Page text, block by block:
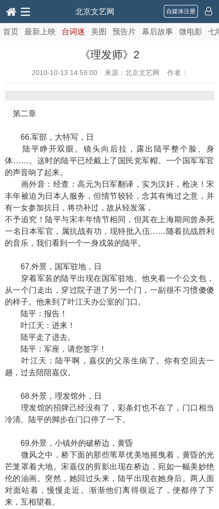
北京文艺网 自媒体注册
首页 最新上映 台词迷 美图 预告片 幕后故事 微电影 七
《理发师》2
2010-10-13 14:59:00 来源：北京文艺网 作者：
第二章
66.军部，大特写，日
陆平睁开双眼。镜头向后拉，露出陆平整个脸、身
体……。这时的陆平已经戴上了国民党军帽。一个国军军官
的声音响了起来。
画外音：经查：高元为日军翻译，实为汉奸，枪决！宋
丰年被迫为日本人服务，但情节较轻，念其有悔过之意，并
有一女参加抗日，将功补过，故从轻发落，
不予追究！陆平与宋丰年情节相同，但其在上海期间曾杀死
一名日本军官，属抗战有功，现特批入伍……随着抗战胜利
的音乐，我们看到一个一身戎装的陆平。
67.外景，国军驻地，日
穿着军装的陆平出现在国军驻地。他夹着一个公文包，
从一个门走出，穿过院子进了另一个门，一副很不习惯傻傻
的样子。他来到了叶江天办公室的门口。
陆平：报告！
叶江天：进来！
陆平走了进去。
陆平：军座，请您签字！
叶江天：陆平啊，嘉仪的父亲生病了。你有空回去一
趟，过去陪陪嘉仪。
68.外景，理发馆外，日
理发馆的招牌己经没有了，彩条灯也不在了，门口相当
冷清。陆平的脚步在门口停了一下。
69.外景，小镇外的破桥边，黄昏
微风之中，桥下面的那些苇草优美地摇曳着，黄昏的光
芒笼罩着大地。宋嘉仪的剪影出现在桥边，宛如一幅美妙绝
伦的油画。突然，她回过头来，陆平出现在她身后。两人面
对面站着，慢慢走近。渐渐他们离得很近了，便都停了下
来，互相望着。